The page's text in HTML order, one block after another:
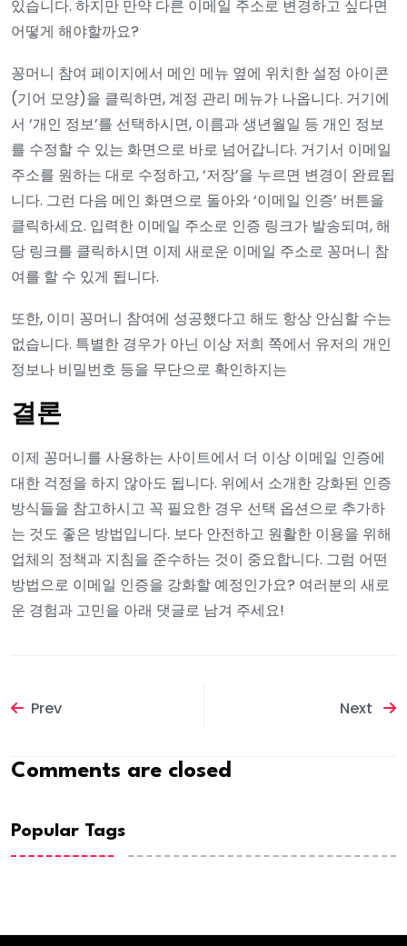
있습니다. 하지만 만약 다른 이메일 주소로 변경하고 싶다면
어떻게 해야할까요?
꽁머니 참여 페이지에서 메인 메뉴 옆에 위치한 설정 아이콘
(기어 모양)을 클릭하면, 계정 관리 메뉴가 나옵니다. 거기에
서 ‘개인 정보’를 선택하시면, 이름과 생년월일 등 개인 정보
를 수정할 수 있는 화면으로 바로 넘어갑니다. 거기서 이메일
주소를 원하는 대로 수정하고, ‘저장’을 누르면 변경이 완료됩
니다. 그런 다음 메인 화면으로 돌아와 ‘이메일 인증’ 버튼을
클릭하세요. 입력한 이메일 주소로 인증 링크가 발송되며, 해
당 링크를 클릭하시면 이제 새로운 이메일 주소로 꽁머니 참
여를 할 수 있게 됩니다.
또한, 이미 꽁머니 참여에 성공했다고 해도 항상 안심할 수는
없습니다. 특별한 경우가 아닌 이상 저희 쪽에서 유저의 개인
정보나 비밀번호 등을 무단으로 확인하지는
결론
이제 꽁머니를 사용하는 사이트에서 더 이상 이메일 인증에
대한 걱정을 하지 않아도 됩니다. 위에서 소개한 강화된 인증
방식들을 참고하시고 꼭 필요한 경우 선택 옵션으로 추가하
는 것도 좋은 방법입니다. 보다 안전하고 원활한 이용을 위해
업체의 정책과 지침을 준수하는 것이 중요합니다. 그럼 어떤
방법으로 이메일 인증을 강화할 예정인가요? 여러분의 새로
운 경험과 고민을 아래 댓글로 남겨 주세요!
Prev Next
Comments are closed
Popular Tags